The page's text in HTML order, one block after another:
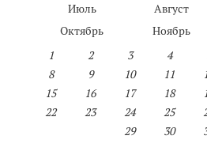
Июль
Август
Октябрь
Ноябрь
1
2 3 4
8
9 10 11
15
16 17 18
22
23 24 25
29
30